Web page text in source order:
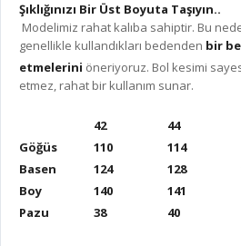
Şıklığınızı Bir Üst Boyuta Taşıyın..
Modelimiz rahat kalıba sahiptir. Bu
genellikle kullandıkları bedenden bir
etmelerini öneriyoruz. Bol kesimi
etmez, rahat bir kullanım sunar.
42 44
Göğüs
110 114
Basen
124 128
Boy
140 141
Pazu
38 40